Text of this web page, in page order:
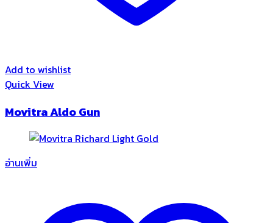
Add to wishlist
Quick View
Movitra Aldo Gun
อ่านเพิ่ม